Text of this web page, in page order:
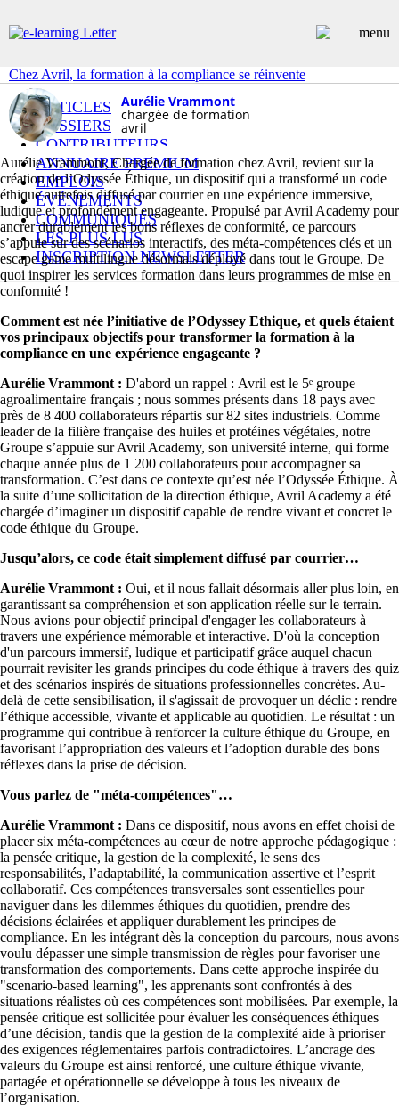
ARTICLES
DOSSIERS
CONTRIBUTEURS
ANNUAIRE PREMIUM
EMPLOIS
ÉVÉNEMENTS
COMMUNIQUÉS
LES PLUS LUS
INSCRIPTION NEWSLETTER
Chez Avril, la formation à la compliance se réinvente
Aurélie Vrammont
chargée de formation
avril
Aurélie Vrammont, Chargée de formation chez Avril, revient sur la
création de l’Odyssée Éthique, un dispositif qui a transformé un code
éthique autrefois diffusé par courrier en une expérience immersive,
ludique et profondément engageante. Propulsé par Avril Academy pour
ancrer durablement les bons réflexes de conformité, ce parcours
s’appuie sur des scénarios interactifs, des méta-compétences clés et un
escape game multilingue désormais déployé dans tout le Groupe. De
quoi inspirer les services formation dans leurs programmes de mise en
conformité !
Comment est née l’initiative de l’Odyssey Ethique, et quels étaient
vos principaux objectifs pour transformer la formation à la
compliance en une expérience engageante ?
Aurélie Vrammont : D'abord un rappel : Avril est le 5ᵉ groupe
agroalimentaire français ; nous sommes présents dans 18 pays avec
près de 8 400 collaborateurs répartis sur 82 sites industriels. Comme
leader de la filière française des huiles et protéines végétales, notre
Groupe s’appuie sur Avril Academy, son université interne, qui forme
chaque année plus de 1 200 collaborateurs pour accompagner sa
transformation. C’est dans ce contexte qu’est née l’Odyssée Éthique. À
la suite d’une sollicitation de la direction éthique, Avril Academy a été
chargée d’imaginer un dispositif capable de rendre vivant et concret le
code éthique du Groupe.
Jusqu’alors, ce code était simplement diffusé par courrier
Aurélie Vrammont : Oui, et il nous fallait désormais aller plus loin, en
garantissant sa compréhension et son application réelle sur le terrain.
Nous avions pour objectif principal d'engager les collaborateurs à
travers une expérience mémorable et interactive. D'où la conception
d'un parcours immersif, ludique et participatif grâce auquel chacun
pourrait revisiter les grands principes du code éthique à travers des quiz
et des scénarios inspirés de situations professionnelles concrètes. Au-
delà de cette sensibilisation, il s'agissait de provoquer un déclic : rendre
l’éthique accessible, vivante et applicable au quotidien. Le résultat : un
programme qui contribue à renforcer la culture éthique du Groupe, en
favorisant l’appropriation des valeurs et l’adoption durable des bons
réflexes dans la prise de décision.
Vous parlez de "méta-compétences"
Aurélie Vrammont : Dans ce dispositif, nous avons en effet choisi de
placer six méta-compétences au cœur de notre approche pédagogique :
la pensée critique, la gestion de la complexité, le sens des
responsabilités, l’adaptabilité, la communication assertive et l’esprit
collaboratif. Ces compétences transversales sont essentielles pour
naviguer dans les dilemmes éthiques du quotidien, prendre des
décisions éclairées et appliquer durablement les principes de
compliance. En les intégrant dès la conception du parcours, nous avons
voulu dépasser une simple transmission de règles pour favoriser une
transformation des comportements. Dans cette approche inspirée du
"scenario-based learning", les apprenants sont confrontés à des
situations réalistes où ces compétences sont mobilisées. Par exemple, la
pensée critique est sollicitée pour évaluer les conséquences éthiques
d’une décision, tandis que la gestion de la complexité aide à prioriser
des exigences réglementaires parfois contradictoires. L’ancrage des
valeurs du Groupe est ainsi renforcé, une culture éthique vivante,
partagée et opérationnelle se développe à tous les niveaux de
l’organisation.